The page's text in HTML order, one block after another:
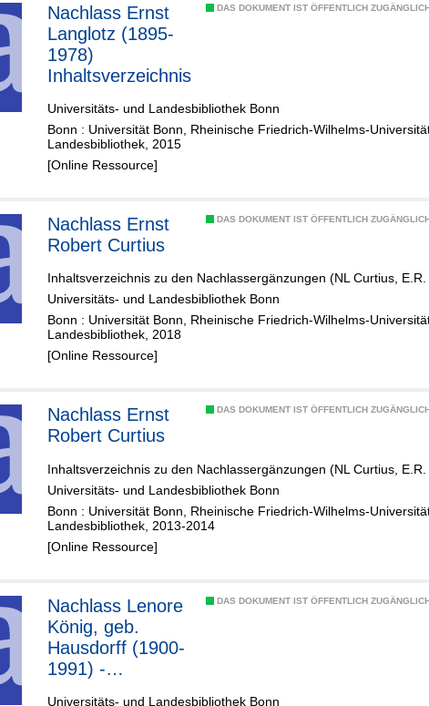
DAS DOKUMENT IST ÖFFENTLICH
Nachlass Ernst
Langlotz (1895-
1978)
Inhaltsverzeichnis
Universitäts- und Landesbibliothek Bonn
Bonn : Universität Bonn, Rheinische Friedrich-Wilhelms-
Landesbibliothek, 2015
[Online Ressource]
DAS DOKUMENT IST ÖFFENTLICH
Nachlass Ernst
Robert Curtius
Inhaltsverzeichnis zu den Nachlassergänzungen (NL Curtius,
Universitäts- und Landesbibliothek Bonn
Bonn : Universität Bonn, Rheinische Friedrich-Wilhelms-
Landesbibliothek, 2018
[Online Ressource]
DAS DOKUMENT IST ÖFFENTLICH
Nachlass Ernst
Robert Curtius
Inhaltsverzeichnis zu den Nachlassergänzungen (NL Curtius,
Universitäts- und Landesbibliothek Bonn
Bonn : Universität Bonn, Rheinische Friedrich-Wilhelms-
Landesbibliothek, 2013-2014
[Online Ressource]
DAS DOKUMENT IST ÖFFENTLICH
Nachlass Lenore
König, geb.
Hausdorff (1900-
1991) -
Universitäts- und Landesbibliothek Bonn